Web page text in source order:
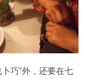
巧”外，还要在七